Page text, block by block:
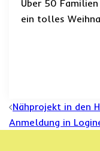
Über 50
ein tolles
Beitrags-
Navigation
Nähprojekt in den
Anmeldung in